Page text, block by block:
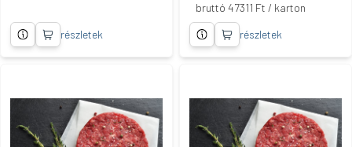
részletek
bruttó 47311 Ft / karton
részletek